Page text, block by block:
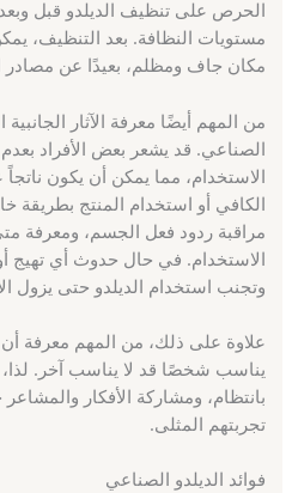
الحرص على تنظيف الديلدو قبل
مستويات النظافة. بعد التنظيف،
مكان جاف ومظلم، بعيدًا عن مصادر
من المهم أيضًا معرفة الآثار
الصناعي. قد يشعر بعض الأفراد بعدم
الاستخدام، مما يمكن أن يكون
الكافي أو استخدام المنتج بطريقة
مراقبة ردود فعل الجسم، ومعرفة
الاستخدام. في حال حدوث أي تهيج
وتجنب استخدام الديلدو حتى يزول
علاوة على ذلك، من المهم معرفة
يناسب شخصًا قد لا يناسب آخر.
بانتظام، ومشاركة الأفكار
تجربتهم المثلى.
فوائد الديلدو الصناعي